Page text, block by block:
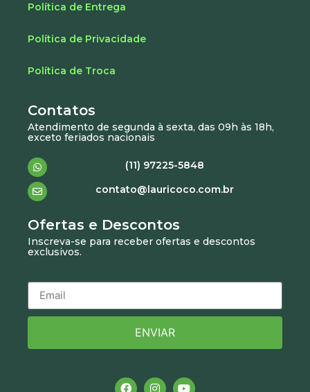
Política de Entrega
Política de Privacidade
Política de Troca
Contatos
Atendimento de segunda à sexta, das 09h às 18h,
exceto feriados nacionais
(11) 97225-5848
contato@lauricoco.com.br
Ofertas e Descontos
Inscreva-se para receber ofertas e descontos
exclusivos.
ENVIAR